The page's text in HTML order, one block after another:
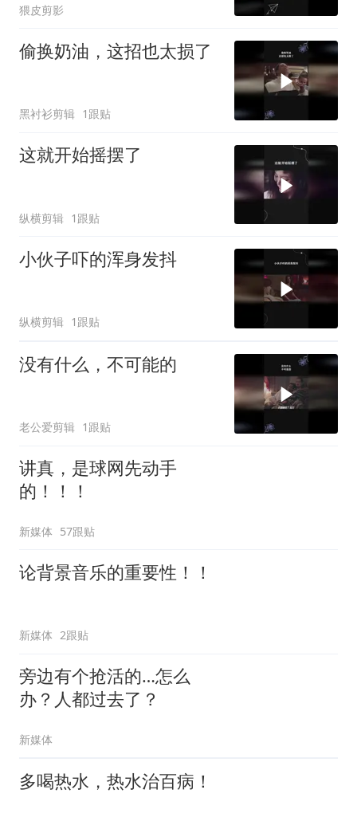
猥皮剪影
偷换奶油，这招也太损了
黑衬衫剪辑 1跟贴
这就开始摇摆了
纵横剪辑 1跟贴
小伙子吓的浑身发抖
纵横剪辑 1跟贴
没有什么，不可能的
老公爱剪辑 1跟贴
讲真，是球网先动手
的！！！
新媒体 57跟贴
论背景音乐的重要性！！
新媒体 2跟贴
旁边有个抢活的…怎么
办？人都过去了？
新媒体
多喝热水，热水治百病！